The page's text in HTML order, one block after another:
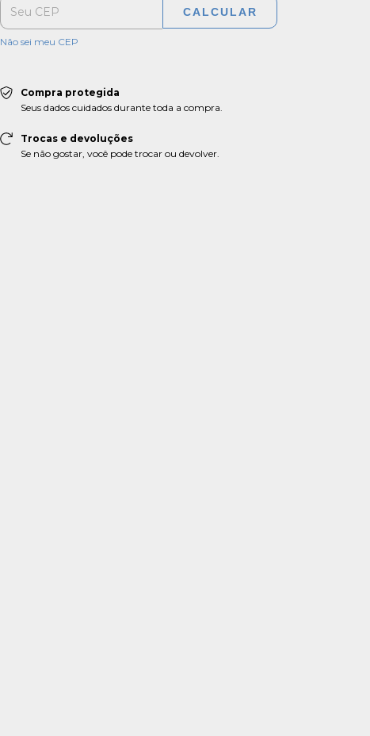
CALCULAR
Não sei meu CEP
Compra protegida
Seus dados cuidados durante toda a compra.
Trocas e devoluções
Se não gostar, você pode trocar ou devolver.